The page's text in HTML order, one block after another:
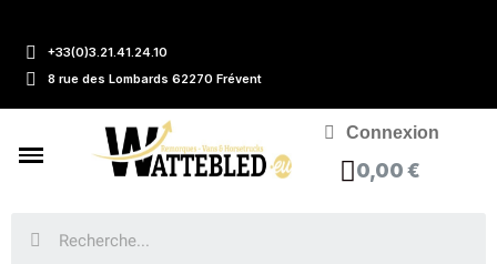
+33(0)3.21.41.24.10
8 rue des Lombards 62270 Frévent
Connexion
0,00 €